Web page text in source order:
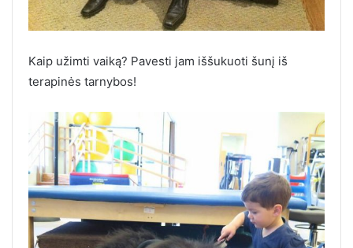
Kaip užimti vaiką? Pavesti jam iššukuoti šunį iš
terapinės tarnybos!